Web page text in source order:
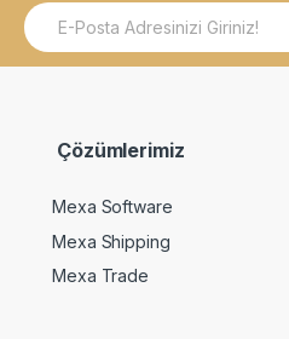
E
m
Çözümlerimiz
Mexa Software
Mexa Shipping
Mexa Trade